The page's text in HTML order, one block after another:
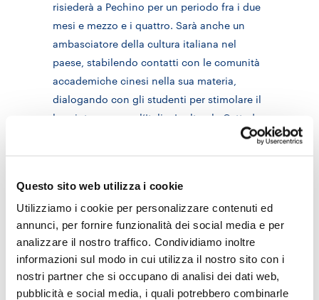
Questo sito web utilizza i cookie
Utilizziamo i cookie per personalizzare contenuti ed
annunci, per fornire funzionalità dei social media e per
analizzare il nostro traffico. Condividiamo inoltre
informazioni sul modo in cui utilizza il nostro sito con i
nostri partner che si occupano di analisi dei dati web,
pubblicità e social media, i quali potrebbero combinarle
risiederà a Pechino per un periodo fra i due
mesi e mezzo e i quattro. Sarà anche un
ambasciatore della cultura italiana nel
paese, stabilendo contatti con le comunità
accademiche cinesi nella sua materia,
dialogando con gli studenti per stimolare il
loro interesse per l’Italia. Inoltre, la Cattedra
occasioni di dialogo a due vie tra Cina e
conoscenza.
Per questa ragione la Agnelli Chair si
collocata all’interno delCEPIRC, che è una
struttura autonoma dell’Università dedicata
proprio a sviluppare legami culturali con